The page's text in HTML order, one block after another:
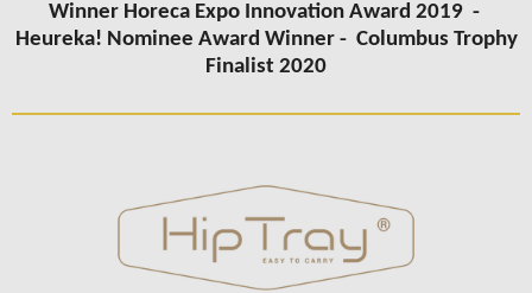
Winner Horeca Expo Innovation Award 2019 -
Heureka! Nominee Award Winner - Columbus Trophy
Finalist 2020